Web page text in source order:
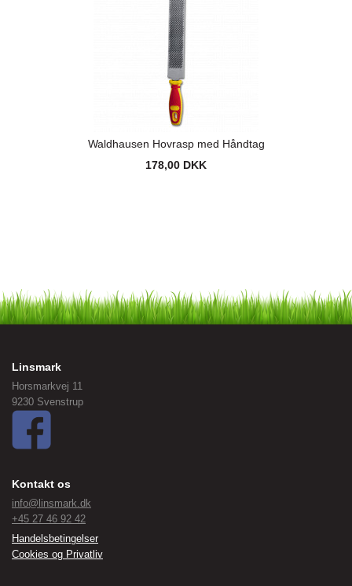
Waldhausen Hovrasp med Håndtag
178,00 DKK
Linsmark
Horsmarkvej 11
9230 Svenstrup
Kontakt os
info@linsmark.dk
+45 27 46 92 42
Handelsbetingelser
Cookies og Privatliv